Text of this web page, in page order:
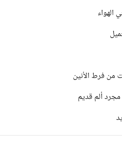
من فرط الأنين
مجرد ألم قديم